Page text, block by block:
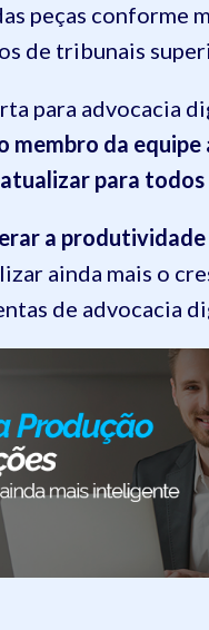
peças conforme
de tribunais
para advocacia
membro da
para
a
ainda mais o
de advocacia